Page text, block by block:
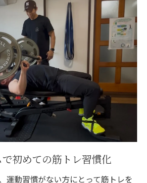
支えるパーソナルジムの役割と
化するための具体的ステップ
はの筋トレ定着法を紹介
ジムで学ぶ正しい筋トレフォー
と共に作る初心者向け計画のコ
防ぐジム選びと習慣化の秘訣
安心できる筋トレ環境の選び方
初めての筋トレ習慣化
運動習慣がない方にとって筋トレを